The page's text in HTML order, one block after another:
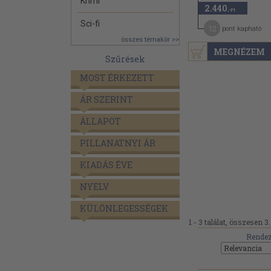
Sci-fi
összes témakör >>
Szűrések
MOST ÉRKEZETT
ÁR SZERINT
ÁLLAPOT
PILLANATNYI ÁR
KIADÁS ÉVE
NYELV
KÜLÖNLEGESSÉGEK
MEGNÉZEM
2.440 ,-Ft
pont kapható
1 - 3 találat, összesen 3.